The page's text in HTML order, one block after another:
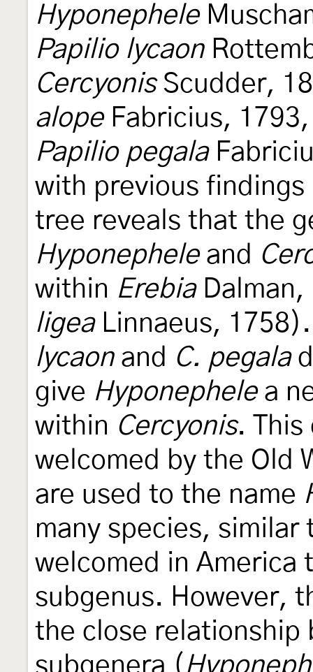
Hyponephele
Papilio lycaon
CercyonisScudder,
alopeFabricius, 1793,
Papilio pegala
with previous
tree reveals that the
Hyponepheleand
within ErebiaDalman,
ligeaLinnaeus,
lycaonand C. pegala
give Hyponephelea
within Cercyonis. This
welcomed by the Old
are used to the name
many species, similar
welcomed in America
subgenus. However,
the close relationship
subgenera (